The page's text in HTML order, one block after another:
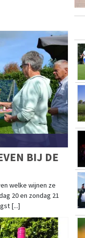
BIJ DE
welke wijnen ze
20 en zondag 21
[...]